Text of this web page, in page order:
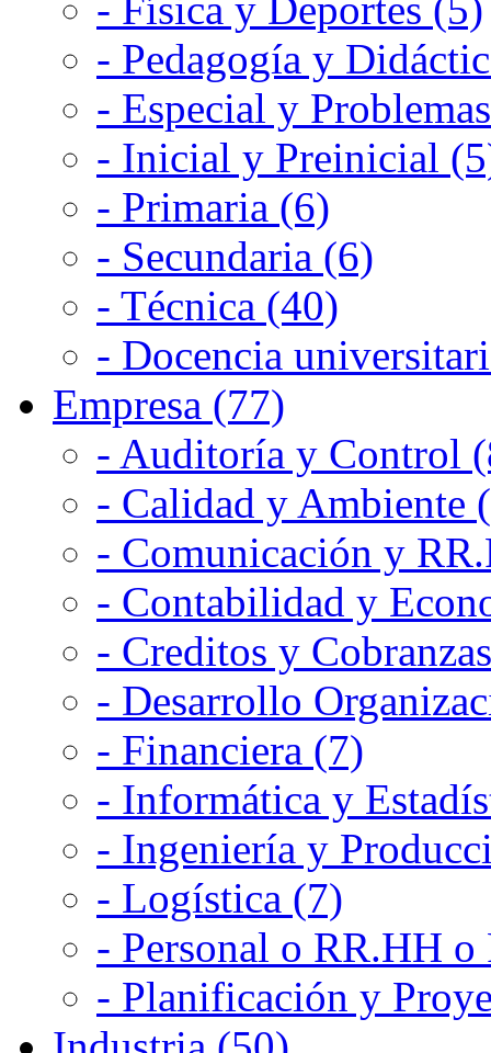
- Pedagogía y
- Especial y
- Inicial y Preinicial
- Primaria (6)
- Secundaria (6)
- Técnica (40)
- Docencia
Empresa (77)
- Auditoría y Control
- Calidad y Ambiente
- Comunicación y
- Contabilidad y
- Creditos y
- Desarrollo
- Financiera (7)
- Informática y
- Ingeniería y
- Logística (7)
- Personal o RR.HH
- Planificación y